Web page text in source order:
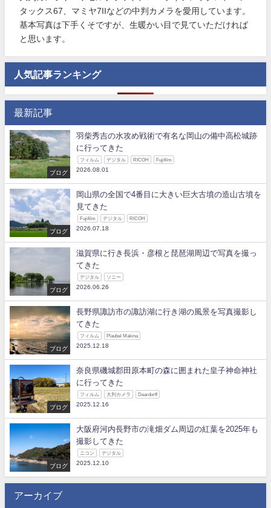
タックス67、マミヤ7IIなどの中判カメラを愛用しています。
基本写真は下手くそですが、生暖かい目で見ていただければ
と思います。
人気記事ランキング
最新記事
ブログ
羽柴秀吉の水攻め戦術で有名な岡山の備中高松城跡
に行ってきた
フィルム デジタル RICOH Fujifilm
2026.08.01
ブログ
岡山県の全国で4番目に大きい巨大古墳の造山古墳を
見てきた
Fujifilm デジタル RICOH
2026.07.18
ブログ
滋賀県に行き長浜・彦根と琵琶湖周辺で写真を撮っ
てきた
デジタル ソニー
2026.06.26
ブログ
長野県諏訪市の諏訪湖に行き湖の風景を写真撮影し
てきた
フィルム Plaubel Makina
2025.12.18
ブログ
奈良県磯城郡田原本町の森に囲まれた皇子神命神社
に行ってきた
フィルム 大判カメラ Deardorff
2025.12.16
ブログ
大阪府河内長野市の滝畑ダム周辺の紅葉を2025年も
撮影してきた
ニコン デジタル
2025.12.10
アーカイブ